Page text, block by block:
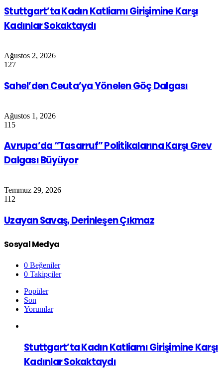
Stuttgart’ta Kadın Katliamı Girişimine Karşı
Kadınlar Sokaktaydı
Ağustos 2, 2026
127
Sahel’den Ceuta’ya Yönelen Göç Dalgası
Ağustos 1, 2026
115
Avrupa’da “Tasarruf” Politikalarına Karşı Grev
Dalgası Büyüyor
Temmuz 29, 2026
112
Uzayan Savaş, Derinleşen Çıkmaz
Sosyal Medya
0 Beğeniler
0 Takipçiler
Popüler
Son
Yorumlar
Stuttgart’ta Kadın Katliamı Girişimine Karşı
Kadınlar Sokaktaydı